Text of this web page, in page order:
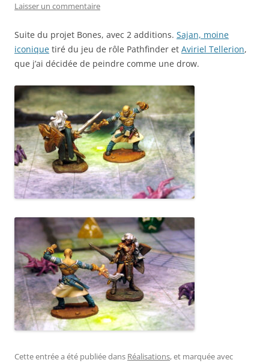
Laisser un commentaire
Suite du projet Bones, avec 2 additions. Sajan, moine
iconique tiré du jeu de rôle Pathfinder et Aviriel Tellerion,
que j’ai décidée de peindre comme une drow.
Cette entrée a été publiée dans Réalisations, et marquée avec